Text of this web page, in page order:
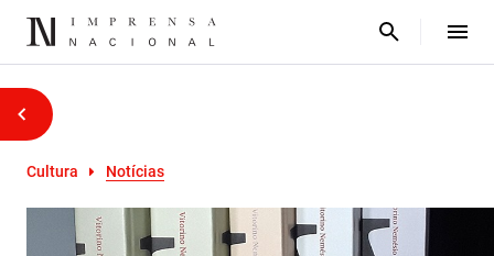
Cultura Notícias